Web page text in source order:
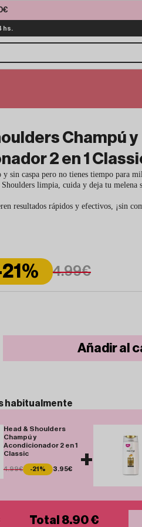
hs.
Champú y
2 en 1
sin caspa pero no tienes tiempo para
limpia, cuida y deja tu melena
resultados rápidos y efectivos, ¡sin
4.99€
Añadir al
habitualmente
Head & Shoulders
Champú y
Acondicionador 2 en 1
Classic
4.99€ -21% 3.95€ +
Total 8.90 €